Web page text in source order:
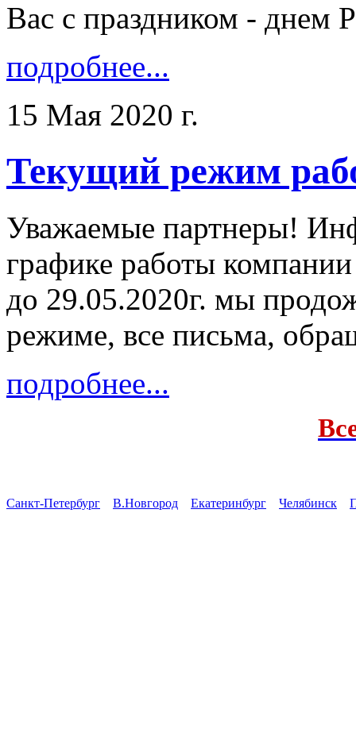
Вас с праздником - днем
подробнее...
15 Мая 2020 г.
Текущий режим
Уважаемые партнеры!
графике работы
до 29.05.2020г. мы
режиме, все письма,
подробнее...
Санкт-Петербург В.Новгород Екатеринбург Челябинск